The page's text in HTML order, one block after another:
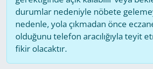
durumlar nedeniyle nöbete
nedenle, yola çıkmadan önce
olduğunu telefon aracılığıyla teyit
fikir olacaktır.
POLİTİKA
RESMİ İLANLAR
SAĞLIK